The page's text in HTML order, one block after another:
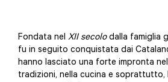
Fondata nel XII secolodalla famiglia
fu in seguito conquistata dai
hanno lasciato una forte impronta
tradizioni, nella cucina e soprattutto,